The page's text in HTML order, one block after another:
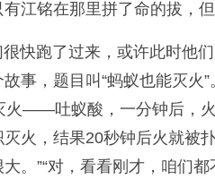
铭在那里拼了命的拔，
快跑了过来，或许此时他
事，题目叫“蚂蚁也能灭
——吐蚁酸，一分钟后，
火，结果20秒钟后火就被
。”“对，看看刚才，咱们